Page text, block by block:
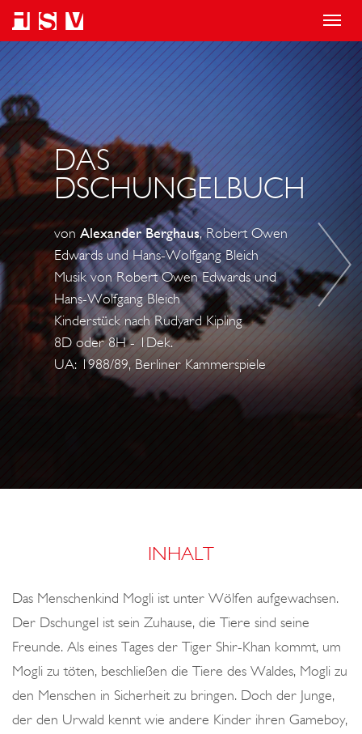
T
o
g
g
i
g
a
D
E
R
W
R
B
A
R
DAS
DSCHUNGELBUCH
vonAlexander Berghaus, Robert Owen
Edwards und Hans-Wolfgang Bleich
Musik von Robert Owen Edwards und
Hans-Wolfgang Bleich
Kinderstück nach Rudyard Kipling
8D oder 8H - 1Dek.
UA: 1988/89, Berliner Kammerspiele
INHALT
Das Menschenkind Mogli ist unter Wölfen aufgewachsen.
Der Dschungel ist sein Zuhause, die Tiere sind seine
Freunde. Als eines Tages der Tiger Shir-Khan kommt, um
Mogli zu töten, beschließen die Tiere des Waldes, Mogli zu
den Menschen in Sicherheit zu bringen. Doch der Junge,
der den Urwald kennt wie andere Kinder ihren Gameboy,